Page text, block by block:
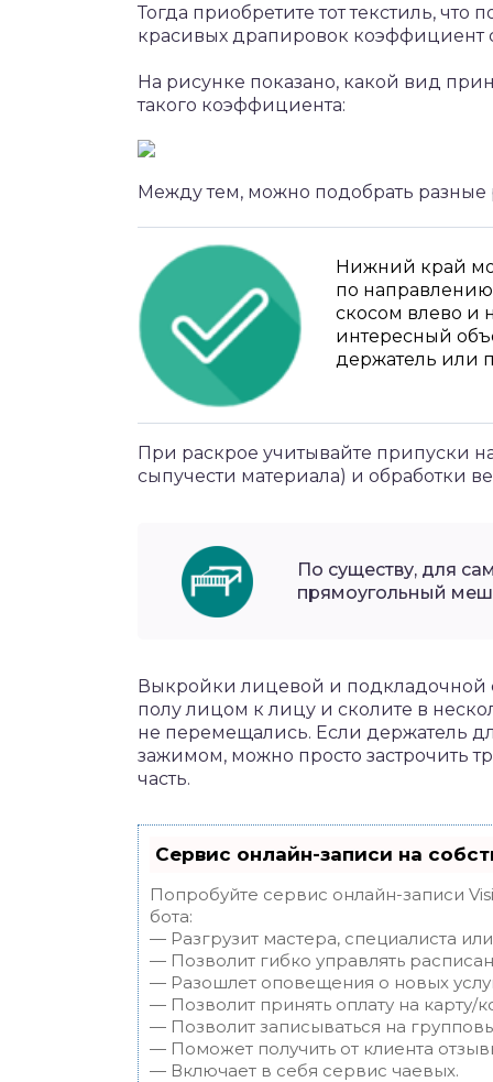
Тогда приобретите тот текстиль,
красивых драпировок
На рисунке показано, какой вид
такого коэффициента:
Между тем, можно подобрать
Нижний край
по направлению
скосом влево и
интересный
держатель или
При раскрое учитывайте припуски
сыпучести материала) и обработки
По существу, для
прямоугольный
Выкройки лицевой и подкладочной
полу лицом к лицу и сколите в
не перемещались. Если держатель
зажимом, можно просто застрочить
часть.
Сервис онлайн-записи на
Попробуйте сервис онлайн-записи
бота:
— Разгрузит мастера, специалиста
— Позволит гибко управлять
— Разошлет оповещения о новых
— Позволит принять оплату на карту/
— Позволит записываться на
— Поможет получить от клиента
— Включает в себя сервис чаевых.